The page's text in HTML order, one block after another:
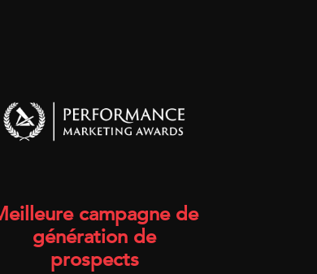
campagne de
génération de
prospects